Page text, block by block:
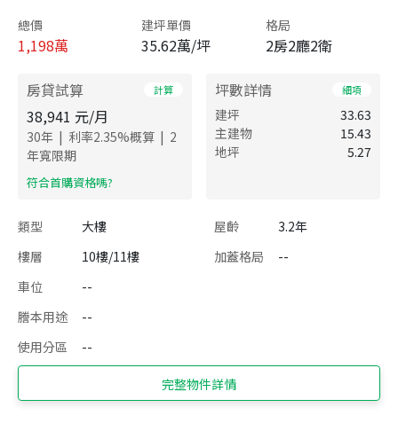
總價
1,198萬
建坪單價
35.62萬/坪
格局
2房2廳2衛
房貸試算 計算
38,941 元/月
30年 | 利率2.35%概算 | 2
年寬限期
​符合首購資格嗎?
坪數詳情 細項
建坪
33.63
主建物
15.43
地坪
5.27
類型 大樓 屋齡
3.2年
樓層
10樓/11樓 加蓋格局
--
車位
--
謄本用途
--
使用分區
--
完整物件詳情